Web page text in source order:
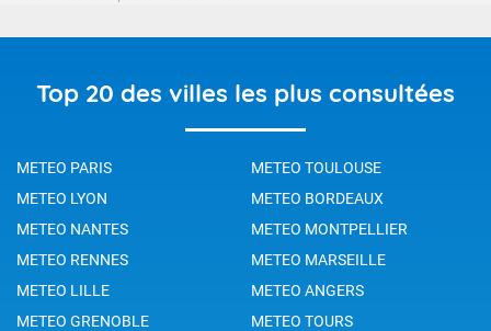
Top 20 des villes les plus consultées
METEO PARIS
METEO TOULOUSE
METEO LYON
METEO BORDEAUX
METEO NANTES
METEO MONTPELLIER
METEO RENNES
METEO MARSEILLE
METEO LILLE
METEO ANGERS
METEO GRENOBLE
METEO TOURS